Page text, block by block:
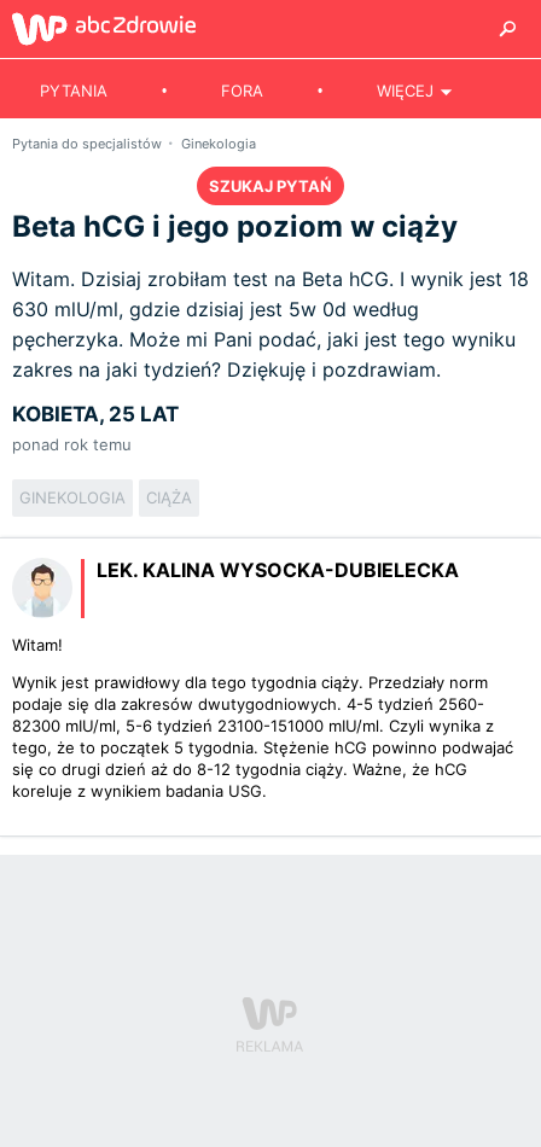
PYTANIA FORA WIĘCEJ
Pytania do specjalistów Ginekologia
SZUKAJ PYTAŃ
Beta hCG i jego poziom w ciąży
Witam. Dzisiaj zrobiłam test na Beta hCG. I wynik jest 18
630 mlU/ml, gdzie dzisiaj jest 5w 0d według
pęcherzyka. Może mi Pani podać, jaki jest tego wyniku
zakres na jaki tydzień? Dziękuję i pozdrawiam.
KOBIETA, 25 LAT
ponad rok temu
GINEKOLOGIA CIĄŻA
LEK. KALINA WYSOCKA-DUBIELECKA
Witam!
Wynik jest prawidłowy dla tego tygodnia ciąży. Przedziały norm
podaje się dla zakresów dwutygodniowych. 4-5 tydzień 2560-
82300 mIU/ml, 5-6 tydzień 23100-151000 mIU/ml. Czyli wynika z
tego, że to początek 5 tygodnia. Stężenie hCG powinno podwajać
się co drugi dzień aż do 8-12 tygodnia ciąży. Ważne, że hCG
koreluje z wynikiem badania USG.